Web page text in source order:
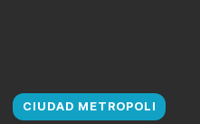
CIUDAD METROPOLI